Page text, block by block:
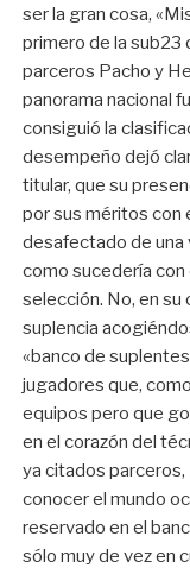
ser la gran cosa,
primero de la sub23
parceros Pacho y
panorama nacional
consiguió la
desempeño dejó
titular, que su
por sus méritos con
desafectado de una
como sucedería
selección. No, en
suplencia
«banco de
jugadores que,
equipos pero que
en el corazón del
ya citados parceros,
conocer el mundo
reservado en el
sólo muy de vez en